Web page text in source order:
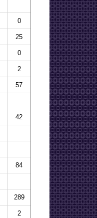
0
25
0
2
57
42
84
289
2